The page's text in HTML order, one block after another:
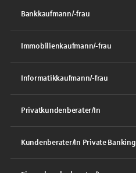
Bankkaufmann/-frau
Immobilienkaufmann/-frau
Informatikkaufmann/-frau
Privatkundenberater/In
Kundenberater/In Private Banking